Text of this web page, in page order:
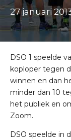
27 januari
DSO 1 speelde
koploper tegen
winnen en dan
minder dan 10
het publiek en
Zoom.
DSO speelde in